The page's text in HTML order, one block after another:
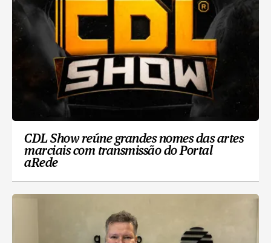
CDL Show reúne grandes nomes das artes
marciais com transmissão do Portal
aRede